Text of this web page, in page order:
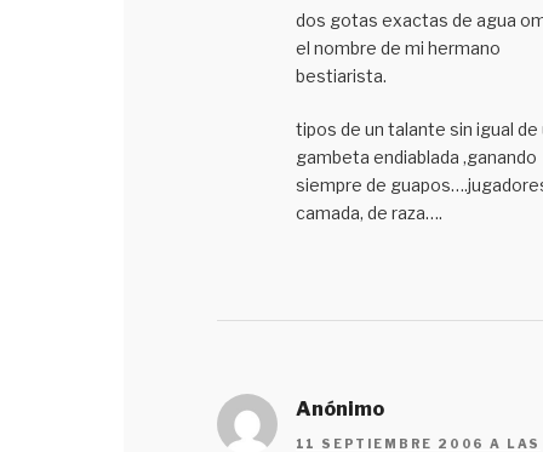
dos gotas exactas de agua
el nombre de mi hermano
bestiarista.
tipos de un talante sin igual de
gambeta endiablada ,ganando
siempre de
camada, de raza….
Anónimo
11 SEPTIEMBRE 2006 A LAS